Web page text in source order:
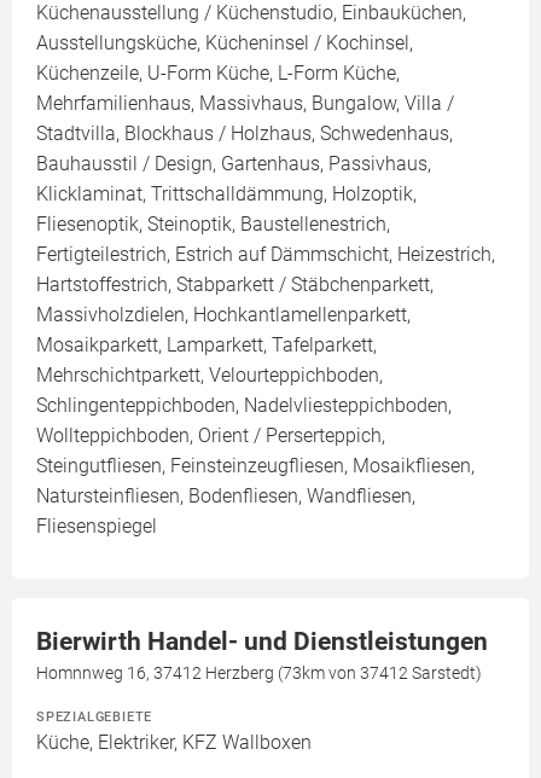
Küchenausstellung / Küchenstudio, Einbauküchen,
Ausstellungsküche, Kücheninsel / Kochinsel,
Küchenzeile, U-Form Küche, L-Form Küche,
Mehrfamilienhaus, Massivhaus, Bungalow, Villa /
Stadtvilla, Blockhaus / Holzhaus, Schwedenhaus,
Bauhausstil / Design, Gartenhaus, Passivhaus,
Klicklaminat, Trittschalldämmung, Holzoptik,
Fliesenoptik, Steinoptik, Baustellenestrich,
Fertigteilestrich, Estrich auf Dämmschicht, Heizestrich,
Hartstoffestrich, Stabparkett / Stäbchenparkett,
Massivholzdielen, Hochkantlamellenparkett,
Mosaikparkett, Lamparkett, Tafelparkett,
Mehrschichtparkett, Velourteppichboden,
Schlingenteppichboden, Nadelvliesteppichboden,
Wollteppichboden, Orient / Perserteppich,
Steingutfliesen, Feinsteinzeugfliesen, Mosaikfliesen,
Natursteinfliesen, Bodenfliesen, Wandfliesen,
Fliesenspiegel
Bierwirth Handel- und Dienstleistungen
Homnnweg 16, 37412 Herzberg (73km von 37412 Sarstedt)
SPEZIALGEBIETE
Küche, Elektriker, KFZ Wallboxen